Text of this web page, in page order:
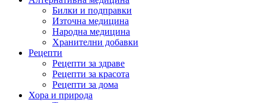
Билки и подправки
Източна медицина
Народна медицина
Хранителни добавки
Рецепти
Рецепти за здраве
Рецепти за красота
Рецепти за дома
Хора и природа